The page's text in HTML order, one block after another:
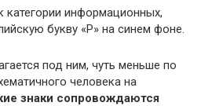
категории информационных,
букву «Р» на синем фоне.
под ним, чуть меньше по
человека на
знаки сопровождаются